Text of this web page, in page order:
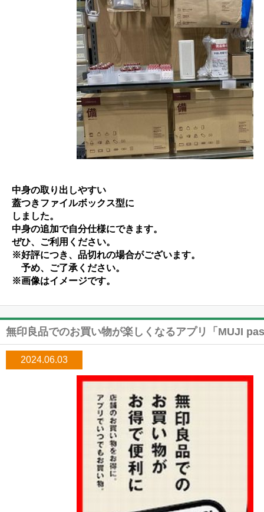
中身の取り出しやすい
蓋つきファイルボックス型に
しました。
中身の追加で自分仕様にできます。
ぜひ、ご利用ください。
※好評につき、品切れの場合がございます。
予め、ご了承ください。
※画像はイメージです。
無印良品でのお買い物が楽しくなるアプリ「MUJI
2024.06.03